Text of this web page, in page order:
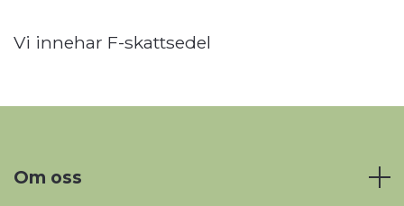
Vi innehar F-skattsedel
Om oss